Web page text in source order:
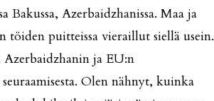
Bakussa, Azerbaidzhanissa. Maa ja
töiden puitteissa vieraillut siellä usein.
Azerbaidzhanin ja EU:n
Olen nähnyt, kuinka